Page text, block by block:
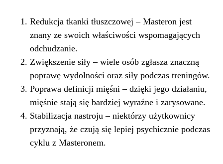
Redukcja tkanki tłuszczowej – Masteron jest
znany ze swoich właściwości wspomagających
odchudzanie.
Zwiększenie siły – wiele osób zgłasza znaczną
poprawę wydolności oraz siły podczas treningów.
Poprawa definicji mięśni – dzięki jego działaniu,
mięśnie stają się bardziej wyraźne i zarysowane.
Stabilizacja nastroju – niektórzy użytkownicy
przyznają, że czują się lepiej psychicznie podczas
cyklu z Masteronem.